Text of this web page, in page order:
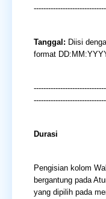
Tanggal: Diisi
format
Durasi
Pengisian kolom
bergantung pada
yang dipilih pada